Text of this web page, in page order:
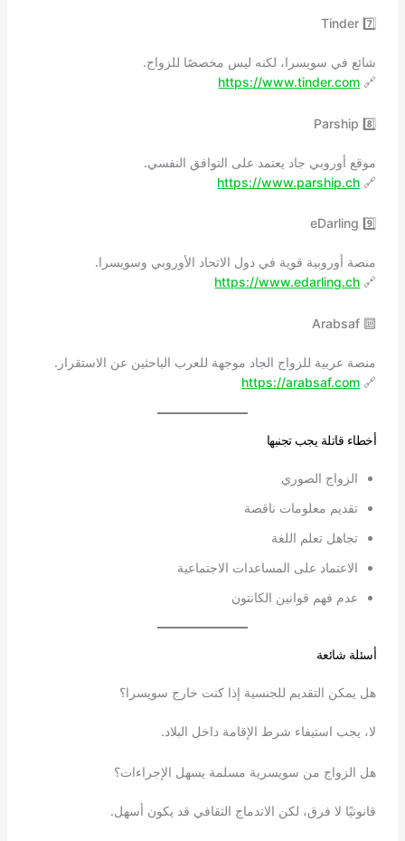
7️⃣ Tinder
شائع في سويسرا، لكنه ليس مخصصًا للزواج.
🔗
https://www.tinder.com
8️⃣ Parship
موقع أوروبي جاد يعتمد على التوافق النفسي.
🔗
https://www.parship.ch
9️⃣ eDarling
منصة أوروبية قوية في دول الاتحاد الأوروبي وسويسرا.
🔗
https://www.edarling.ch
🔟 Arabsaf
منصة عربية للزواج الجاد موجهة للعرب الباحثين عن الاستقرار.
🔗
https://arabsaf.com
أخطاء قاتلة يجب تجنبها
الزواج الصوري
تقديم معلومات ناقصة
تجاهل تعلم اللغة
الاعتماد على المساعدات الاجتماعية
عدم فهم قوانين الكانتون
أسئلة شائعة
هل يمكن التقديم للجنسية إذا كنت خارج سويسرا؟
لا، يجب استيفاء شرط الإقامة داخل البلاد.
هل الزواج من سويسرية مسلمة يسهل الإجراءات؟
قانونيًا لا فرق، لكن الاندماج الثقافي قد يكون أسهل.